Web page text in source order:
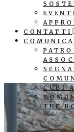
CONTATTI
CUBI
THE